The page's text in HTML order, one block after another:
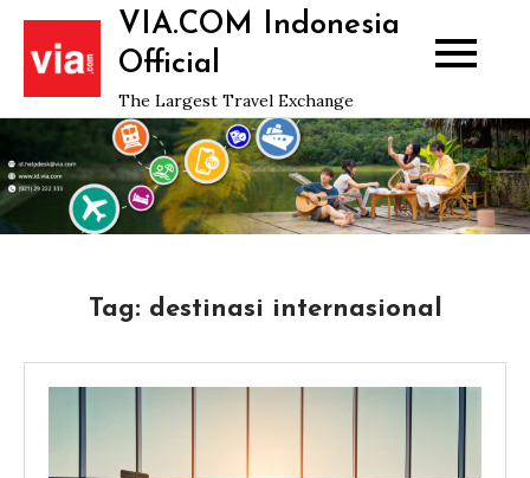
Skip
content
VIA.COM Indonesia
Official
The Largest Travel Exchange
Tag: destinasi internasional